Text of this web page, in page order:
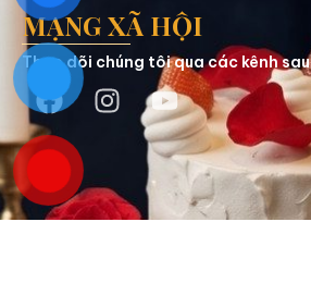
MẠNG XÃ HỘI
Theo dõi chúng tôi qua các kênh sau